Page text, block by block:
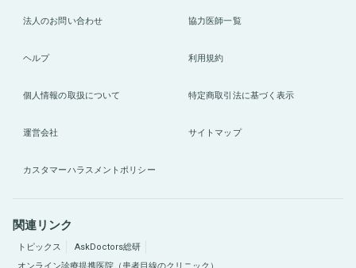
法人のお問い合わせ 協力医師一覧
ヘルプ 利用規約
個人情報の取扱について 特定商取引法に基づく表示
運営会社 サイトマップ
カスタマーハラスメントポリシー
関連リンク
トピックス
AskDoctors総研